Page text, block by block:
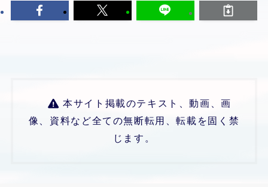
本サイト掲載のテキスト、動画、画
像、資料など全ての無断転用、転載を固く禁
じます。